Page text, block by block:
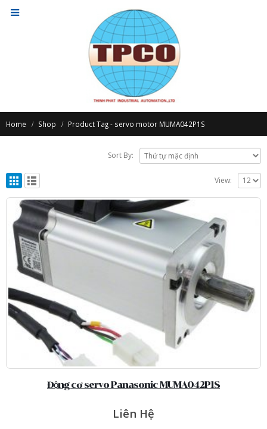
Home Shop Product Tag - servo motor MUMA042P1S
Sort By:
View:
Động cơ servo Panasonic MUMA042P1S
Liên Hệ